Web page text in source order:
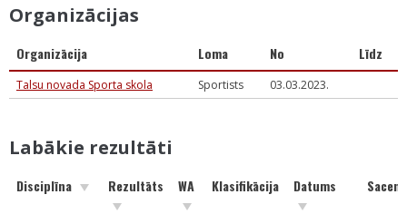
Organizācijas
Organizācija Loma No Līdz
Talsu novada Sporta skola Sportists 03.03.2023.
Labākie rezultāti
Disciplīna Rezultāts WA Klasifikācija Datums